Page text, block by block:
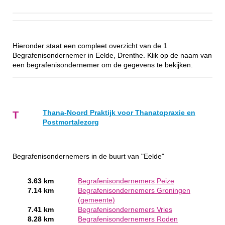
Hieronder staat een compleet overzicht van de 1
Begrafenisondernemer in Eelde, Drenthe. Klik op de naam van
een begrafenisondernemer om de gegevens te bekijken.
T
Thana-Noord Praktijk voor Thanatopraxie en
Postmortalezorg
Begrafenisondernemers in de buurt van "Eelde"
3.63 km
Begrafenisondernemers Peize
7.14 km
Begrafenisondernemers Groningen
(gemeente)
7.41 km
Begrafenisondernemers Vries
8.28 km
Begrafenisondernemers Roden